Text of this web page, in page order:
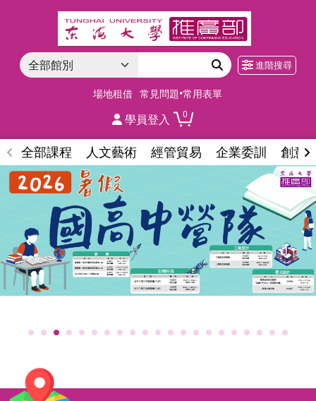
進階搜尋
場地租借 常見問題•常用表單
學員登入 0
全部課程 人文藝術 經管貿易 企業委訓 創意